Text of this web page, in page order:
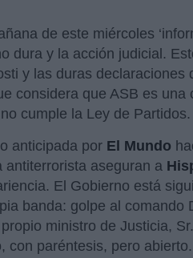
de este miércoles
dura y la acción judicial.
y las duras declaraciones
considera que ASB es una
cumple la Ley de Partidos.
anticipada por El Mundo
antiterrorista aseguran a
El Gobierno está
banda: golpe al comando
ministro de Justicia, Sr.
con paréntesis, pero abierto.